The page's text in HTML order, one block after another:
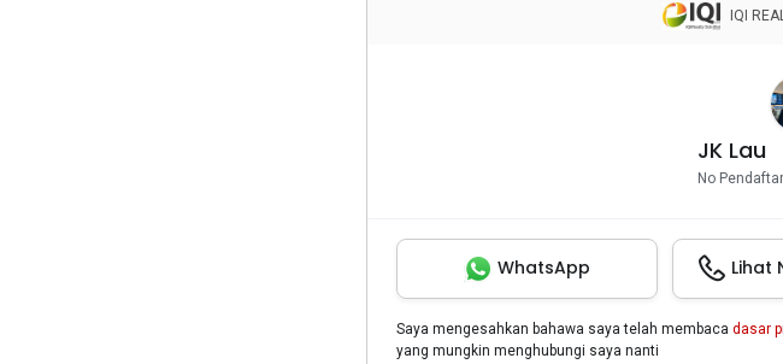
IQI
JK Lau
No
WhatsApp Lihat
Saya mengesahkan bahawa saya telah membaca dasar
yang mungkin menghubungi saya nanti